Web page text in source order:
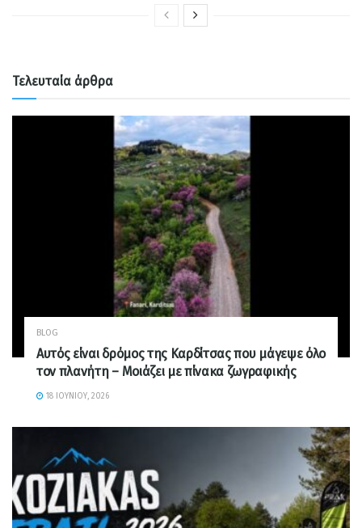
Τελευταία άρθρα
BLOG
Αυτός είναι δρόμος της Καρδίτσας που μάγεψε όλο
τον πλανήτη – Μοιάζει με πίνακα ζωγραφικής
18 ΙΟΥΝΊΟΥ, 2026